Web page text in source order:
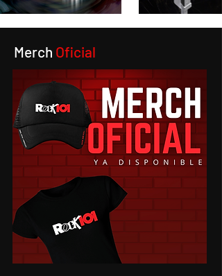
Merch Oficial